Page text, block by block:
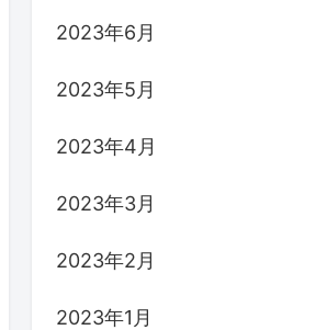
2023年6月
2023年5月
2023年4月
2023年3月
2023年2月
2023年1月